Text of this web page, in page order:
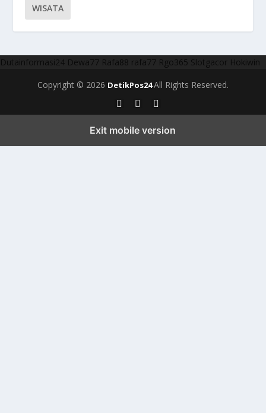
WISATA
Dutainformasi24 Dewa77 Rafa88 rafa77 Rgo365 Slotgacor Hokiwin
Copyright © 2026 DetikPos24All Rights Reserved.
Exit mobile version